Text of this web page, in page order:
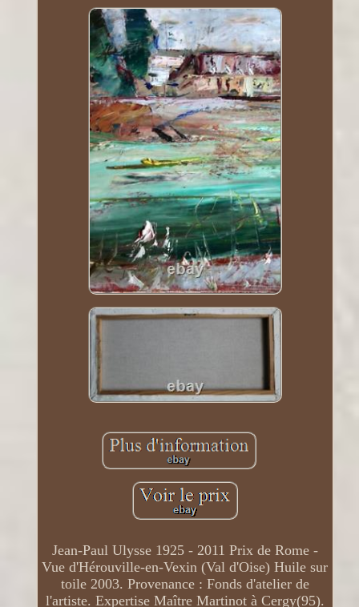
Jean-Paul Ulysse 1925 - 2011 Prix de Rome -
Vue d'Hérouville-en-Vexin (Val d'Oise) Huile sur
toile 2003. Provenance : Fonds d'atelier de
l'artiste. Expertise Maître Martinot à Cergy(95).